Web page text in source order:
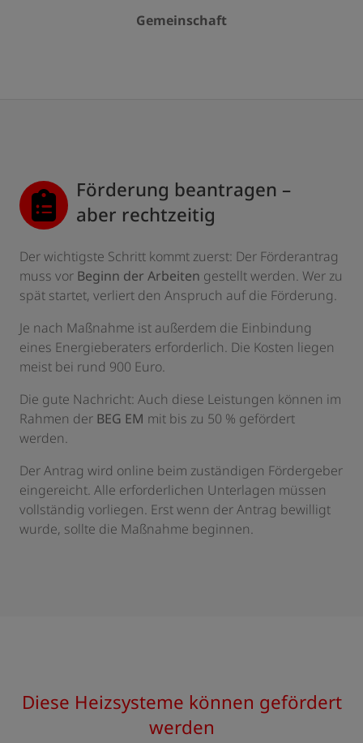
Gemeinschaft
Förderung beantragen –
aber rechtzeitig
Der wichtigste Schritt kommt zuerst: Der Förderantrag
muss vor Beginn der Arbeiten gestellt werden. Wer zu
spät startet, verliert den Anspruch auf die Förderung.
Je nach Maßnahme ist außerdem die Einbindung
eines Energieberaters erforderlich. Die Kosten liegen
meist bei rund 900 Euro.
Die gute Nachricht: Auch diese Leistungen können im
Rahmen der BEG EM mit bis zu 50 % gefördert
werden.
Der Antrag wird online beim zuständigen Fördergeber
eingereicht. Alle erforderlichen Unterlagen müssen
vollständig vorliegen. Erst wenn der Antrag bewilligt
wurde, sollte die Maßnahme beginnen.
Diese Heizsysteme können gefördert
werden